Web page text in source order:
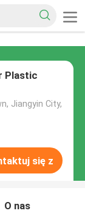
Plastic
Jiangyin City,
się z
O nas